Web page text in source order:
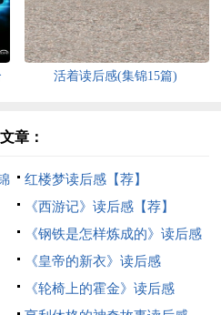
活着读后感(集锦15篇)
章：
红楼梦读后感【荐】
《西游记》读后感【荐】
《钢铁是怎样炼成的》读后感
精选15篇
《皇帝的新衣》读后感
《轮椅上的霍金》读后感